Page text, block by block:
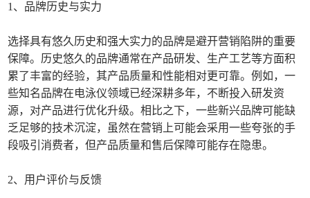
1、品牌历史与实力
选择具有悠久历史和强大实力的品牌是避开营销陷阱的重要
保障。历史悠久的品牌通常在产品研发、生产工艺等方面积
累了丰富的经验，其产品质量和性能相对更可靠。例如，一
些知名品牌在电泳仪领域已经深耕多年，不断投入研发资
源，对产品进行优化升级。相比之下，一些新兴品牌可能缺
乏足够的技术沉淀，虽然在营销上可能会采用一些夸张的手
段吸引消费者，但产品质量和售后保障可能存在隐患。
2、用户评价与反馈